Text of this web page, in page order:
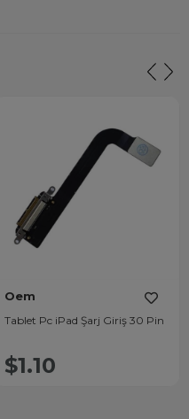
Oem
Tablet Pc iPad Şarj Giriş 30 Pin
$1.10